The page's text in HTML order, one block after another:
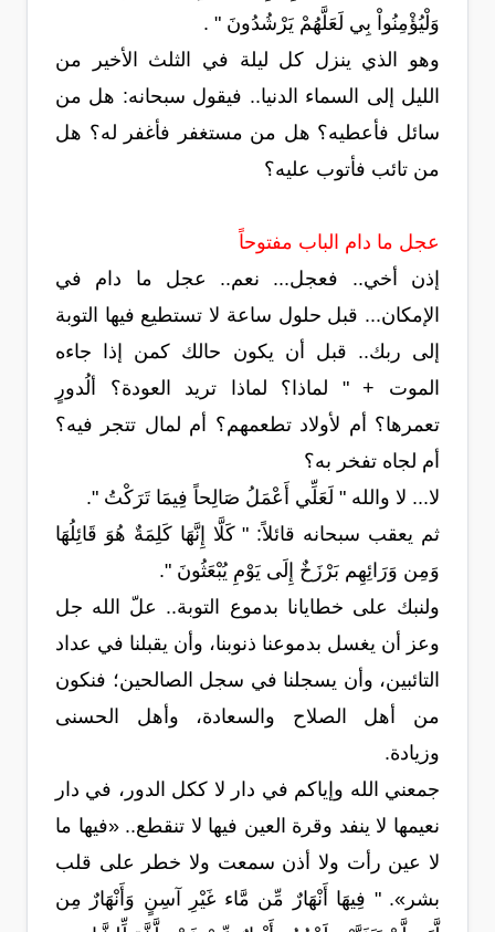
وَلْيُؤْمِنُواْ بِي لَعَلَّهُمْ يَرْشُدُونَ " .
وهو الذي ينزل كل ليلة في الثلث الأخير من
الليل إلى السماء الدنيا.. فيقول سبحانه: هل من
سائل فأعطيه؟ هل من مستغفر فأغفر له؟ هل
من تائب فأتوب عليه؟
عجل ما دام الباب مفتوحاً
إذن أخي.. فعجل... نعم.. عجل ما دام في
الإمكان... قبل حلول ساعة لا تستطيع فيها التوبة
إلى ربك.. قبل أن يكون حالك كمن إذا جاءه
الموت + " لماذا؟ لماذا تريد العودة؟ ألُدورٍ
تعمرها؟ أم لأولاد تطعمهم؟ أم لمال تتجر فيه؟
أم لجاه تفخر به؟
لا... لا والله " لَعَلِّي أَعْمَلُ صَالِحاً فِيمَا تَرَكْتُ ".
ثم يعقب سبحانه قائلاً: " كَلَّا إِنَّهَا كَلِمَةٌ هُوَ قَائِلُهَا
وَمِن وَرَائِهِم بَرْزَخٌ إِلَى يَوْمِ يُبْعَثُونَ ".
ولنبك على خطايانا بدموع التوبة.. علّ الله جل
وعز أن يغسل بدموعنا ذنوبنا، وأن يقبلنا في عداد
التائبين، وأن يسجلنا في سجل الصالحين؛ فنكون
من أهل الصلاح والسعادة، وأهل الحسنى
وزيادة.
جمعني الله وإياكم في دار لا ككل الدور، في دار
نعيمها لا ينفد وقرة العين فيها لا تنقطع.. «فيها ما
لا عين رأت ولا أذن سمعت ولا خطر على قلب
بشر». " فِيهَا أَنْهَارٌ مِّن مَّاء غَيْرِ آسِنٍ وَأَنْهَارٌ مِن